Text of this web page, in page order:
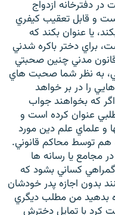
دفترخانه ازدواج
و قابل تعقيب کيفري
يا عنوان بکند که
براي دختر باکره شدني
مدني چنين صحبتي
به نظر شما صحبت هاي
را در بر خواهد
که بخواهند جواب
عنوان کرده است و
و علماي علم دين مورد
توسط محاکم قانوني.
مجامع يا رسانه ها
کساني بشود که
بدون اجازه پدر خودشان
بدهيد من مطلب ديگري
کرد با تمايل دخترش